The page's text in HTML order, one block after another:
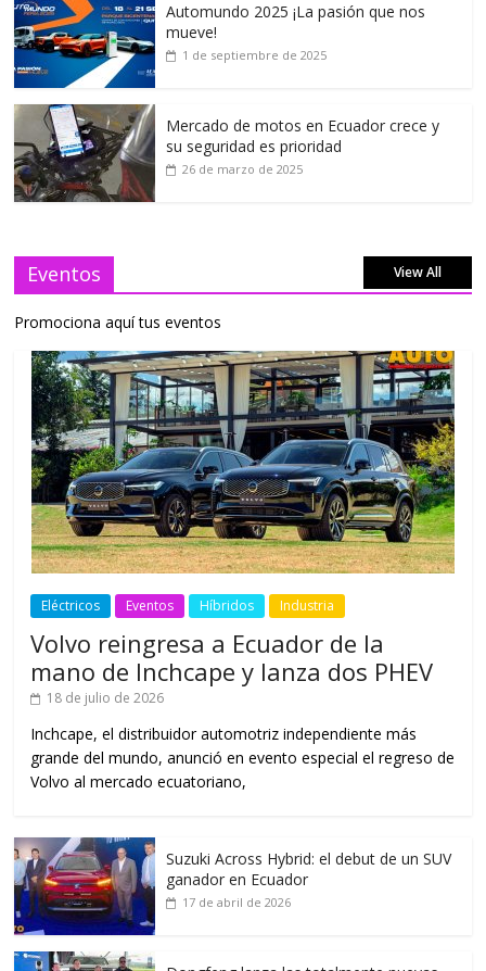
Automundo 2025 ¡La pasión que nos
mueve!
1 de septiembre de 2025
Mercado de motos en Ecuador crece y
su seguridad es prioridad
26 de marzo de 2025
Eventos View All
Promociona aquí tus eventos
Eléctricos Eventos Híbridos Industria
Volvo reingresa a Ecuador de la
mano de Inchcape y lanza dos PHEV
18 de julio de 2026
Inchcape, el distribuidor automotriz independiente más
grande del mundo, anunció en evento especial el regreso de
Volvo al mercado ecuatoriano,
Suzuki Across Hybrid: el debut de un SUV
ganador en Ecuador
17 de abril de 2026